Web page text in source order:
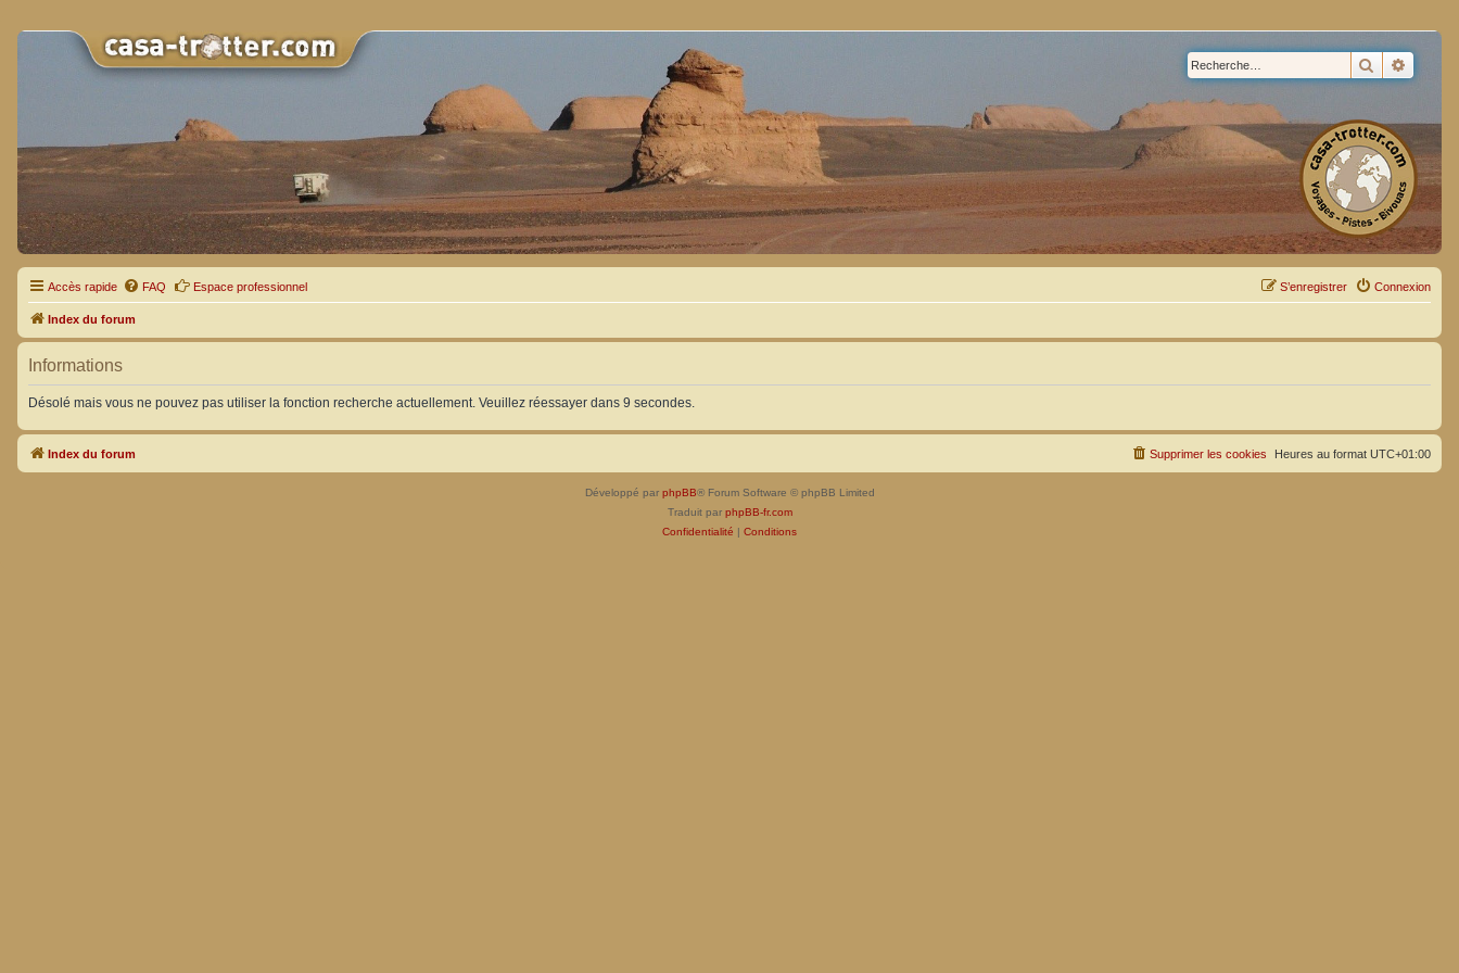
Rechercher
Accès rapide FAQ Espace professionnel Connexion
S’enregistrer
Index du forum
Informations
Désolé mais vous ne pouvez pas utiliser la fonction recherche actuellement. Veuillez réessayer dans 9 secondes.
Index du forum Heures au format UTC+01:00
Supprimer les cookies
Développé par phpBB® Forum Software © phpBB Limited
Traduit par phpBB-fr.com
Confidentialité | Conditions